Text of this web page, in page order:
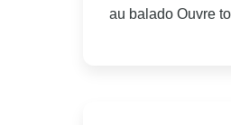
au balado Ouvre